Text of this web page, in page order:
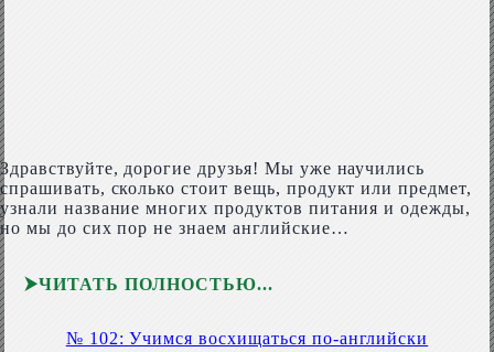
Здравствуйте, дорогие друзья! Мы уже научились
спрашивать, сколько стоит вещь, продукт или предмет,
узнали название многих продуктов питания и одежды,
но мы до сих пор не знаем английские…
ЧИТАТЬ ПОЛНОСТЬЮ
№ 102: Учимся восхищаться по-английски